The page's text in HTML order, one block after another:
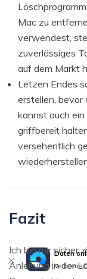
Mac zu
verwendest,
zuverlässiges
auf dem Markt
Letzen Endes
erstellen, bevor
kannst auch
griffbereit
versehentlich
Fazit
Ich bin mir sicher,
Anleitung in der
Daten
Verlorene